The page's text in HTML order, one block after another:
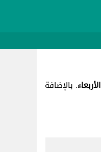
الأربعاء. بالإضافة